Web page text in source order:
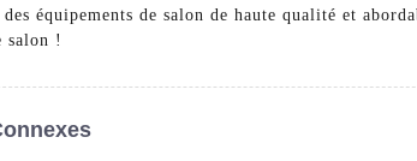
équipements de salon de haute qualité et
salon !